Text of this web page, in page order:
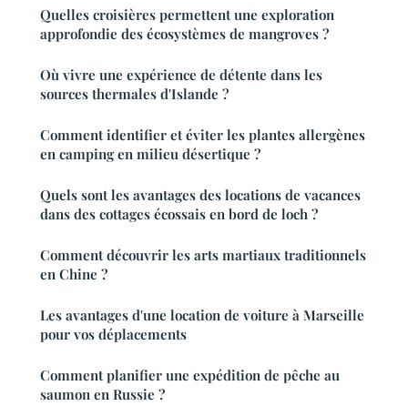
Quelles croisières permettent une exploration
approfondie des écosystèmes de mangroves ?
Où vivre une expérience de détente dans les
sources thermales d'Islande ?
Comment identifier et éviter les plantes allergènes
en camping en milieu désertique ?
Quels sont les avantages des locations de vacances
dans des cottages écossais en bord de loch ?
Comment découvrir les arts martiaux traditionnels
en Chine ?
Les avantages d'une location de voiture à Marseille
pour vos déplacements
Comment planifier une expédition de pêche au
saumon en Russie ?